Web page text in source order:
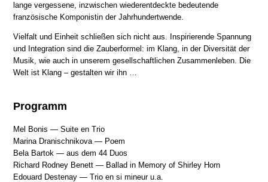
lange vergessene, inzwischen wiederentdeckte bedeutende
französische Komponistin der Jahrhundertwende.
Vielfalt und Einheit schließen sich nicht aus. Inspirierende Spannung
und Integration sind die Zauberformel: im Klang, in der Diversität der
Musik, wie auch in unserem gesellschaftlichen Zusammenleben. Die
Welt ist Klang – gestalten wir ihn …
Programm
Mel Bonis — Suite en Trio
Marina Dranischnikova — Poem
Bela Bartok — aus dem 44 Duos
Richard Rodney Benett — Ballad in Memory of Shirley Horn
Edouard Destenay — Trio en si mineur u.a.